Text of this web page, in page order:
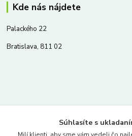
Kde nás nájdete
Palackého 22
Bratislava, 811 02
www.merkantil.sk
Súhlasíte s